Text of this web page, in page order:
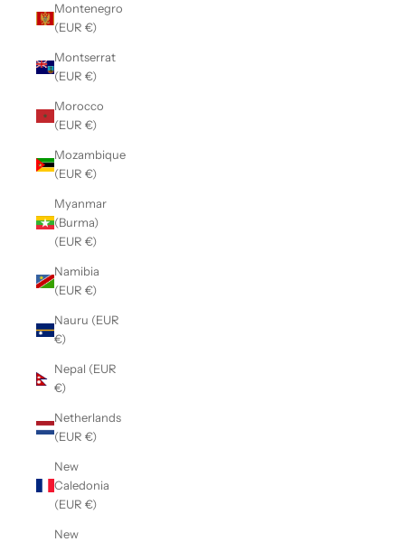
Montenegro
(EUR €)
Montserrat
(EUR €)
Morocco
(EUR €)
Mozambique
(EUR €)
Myanmar
(Burma)
(EUR €)
Namibia
(EUR €)
Nauru (EUR
€)
Nepal (EUR
€)
Netherlands
(EUR €)
New
Caledonia
(EUR €)
New